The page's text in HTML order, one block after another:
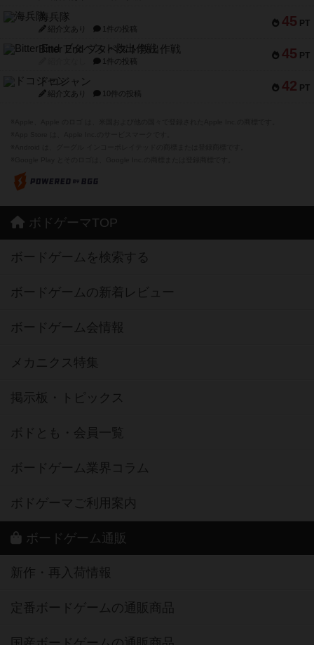
45 PT
海兵隊
紹介文あり 1件の投稿
45 PT
Bitter End ブタペスト救出作戦
1件の投稿
42 PT
ドコジャン
紹介文あり 10件の投稿
ボドゲーマTOP
ボードゲームを検索する
ボードゲームの新着レビュー
ボードゲーム会情報
メカニクス特集
掲示板・トピックス
ボドとも・会員一覧
ボードゲーム業界コラム
ボドゲーマご利用案内
ボードゲーム通販
新作・再入荷情報
定番ボードゲームの通販商品